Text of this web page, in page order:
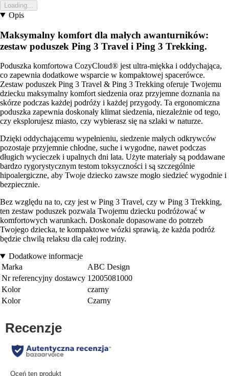
Loading...
Opis
Maksymalny komfort dla małych awanturników:
zestaw poduszek Ping 3 Travel i Ping 3 Trekking.
Poduszka komfortowa CozyCloud® jest ultra-miękka i oddychająca,
co zapewnia dodatkowe wsparcie w kompaktowej spacerówce.
Zestaw poduszek Ping 3 Travel & Ping 3 Trekking oferuje Twojemu
dziecku maksymalny komfort siedzenia oraz przyjemne doznania na
skórze podczas każdej podróży i każdej przygody. Ta ergonomiczna
poduszka zapewnia doskonały klimat siedzenia, niezależnie od tego,
czy eksplorujesz miasto, czy wybierasz się na szlaki w naturze.
Dzięki oddychającemu wypełnieniu, siedzenie małych odkrywców
pozostaje przyjemnie chłodne, suche i wygodne, nawet podczas
długich wycieczek i upalnych dni lata. Użyte materiały są poddawane
bardzo rygorystycznym testom toksyczności i są szczególnie
hipoalergiczne, aby Twoje dziecko zawsze mogło siedzieć wygodnie i
bezpiecznie.
Bez względu na to, czy jest w Ping 3 Travel, czy w Ping 3 Trekking,
ten zestaw poduszek pozwala Twojemu dziecku podróżować w
komfortowych warunkach. Doskonale dopasowane do potrzeb
Twojego dziecka, te kompaktowe wózki sprawią, że każda podróż
będzie chwilą relaksu dla całej rodziny.
Dodatkowe informacje
Marka
ABC Design
Nr referencyjny dostawcy 12005081000
Kolor
czarny
Kolor
Czarny